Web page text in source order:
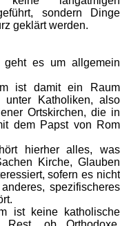
sondern Dinge
geklärt werden.
geht es um allgemein
ist damit ein Raum
unter Katholiken, also
Ortskirchen, die in
dem Papst von Rom
hierher alles, was
Kirche, Glauben
sofern es nicht
spezifischeres
ist keine katholische